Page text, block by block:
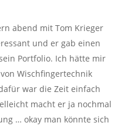
abend mit Tom Krieger
und er gab einen
Portfolio. Ich hätte mir
Wischfingertechnik
war die Zeit einfach
macht er ja nochmal
… okay man könnte sich